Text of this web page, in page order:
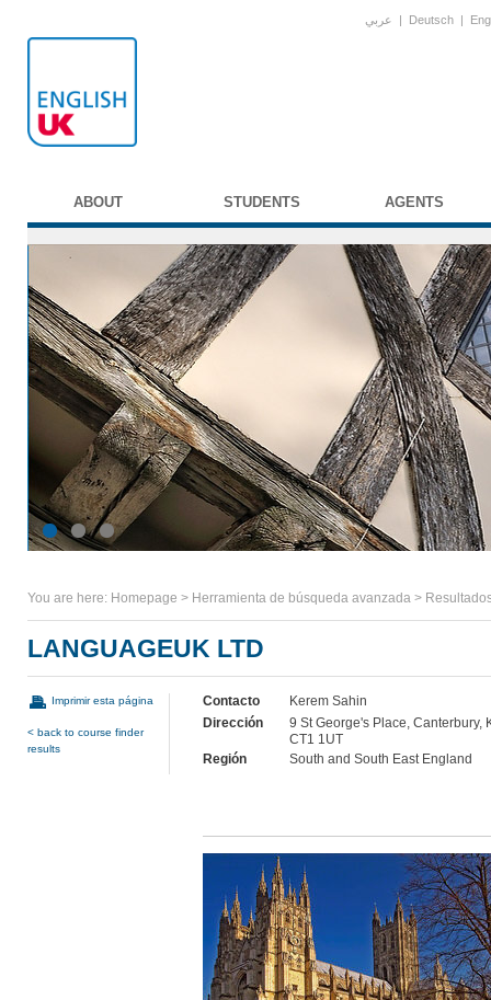
عربي | Deutsch |
ABOUT STUDENTS AGENTS
You are here: Homepage > Herramienta de búsqueda avanzada >
LANGUAGEUK LTD
Imprimir esta página
< back to course finder
results
Contacto
Kerem Sahin
Dirección
9 St George's Place, Canterbury,
CT1 1UT
Región
South and South East England